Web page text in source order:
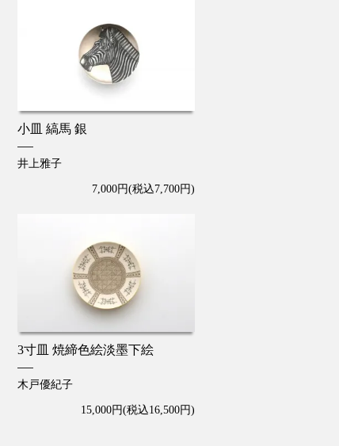
小皿 縞馬 銀
井上雅子
7,000円(税込7,700円)
3寸皿 焼締色絵淡墨下絵
木戸優紀子
15,000円(税込16,500円)